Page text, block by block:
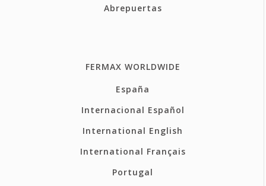
Abrepuertas
FERMAX WORLDWIDE
España
Internacional Español
International English
International Français
Portugal